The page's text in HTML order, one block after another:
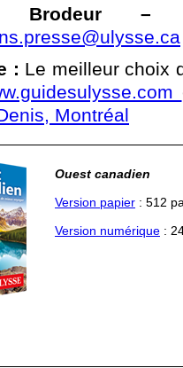
Brodeur –
: Le meilleur choix
Montréal
Ouest canadien
Version papier : 512
Version numérique :